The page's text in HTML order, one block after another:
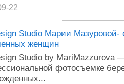
22
Studio Марии Мазуровой-
женщин
Studio by MariMazzurova
фотосъемке